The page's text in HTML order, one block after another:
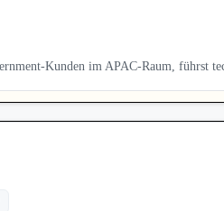
Kunden im APAC-Raum, führst